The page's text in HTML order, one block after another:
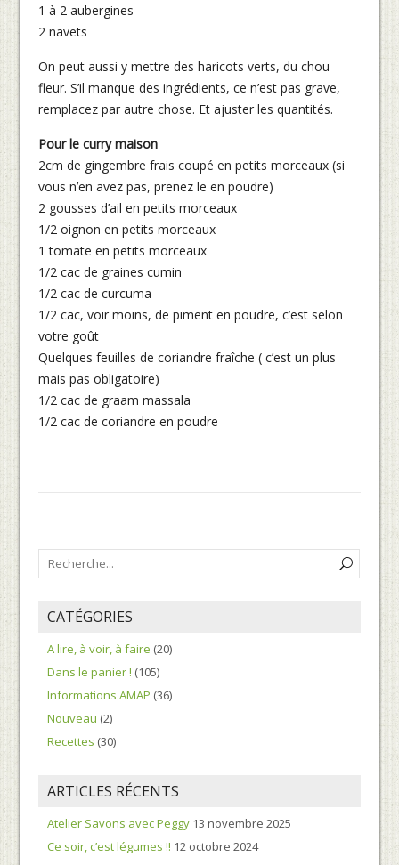
1 à 2 aubergines
2 navets
On peut aussi y mettre des haricots verts, du chou
fleur. S’il manque des ingrédients, ce n’est pas grave,
remplacez par autre chose. Et ajuster les quantités.
Pour le curry maison
2cm de gingembre frais coupé en petits morceaux (si
vous n’en avez pas, prenez le en poudre)
2 gousses d’ail en petits morceaux
1/2 oignon en petits morceaux
1 tomate en petits morceaux
1/2 cac de graines cumin
1/2 cac de curcuma
1/2 cac, voir moins, de piment en poudre, c’est selon
votre goût
Quelques feuilles de coriandre fraîche ( c’est un plus
mais pas obligatoire)
1/2 cac de graam massala
1/2 cac de coriandre en poudre
CATÉGORIES
A lire, à voir, à faire (20)
Dans le panier ! (105)
Informations AMAP (36)
Nouveau (2)
Recettes (30)
ARTICLES RÉCENTS
Atelier Savons avec Peggy 13 novembre 2025
Ce soir, c’est légumes !! 12 octobre 2024